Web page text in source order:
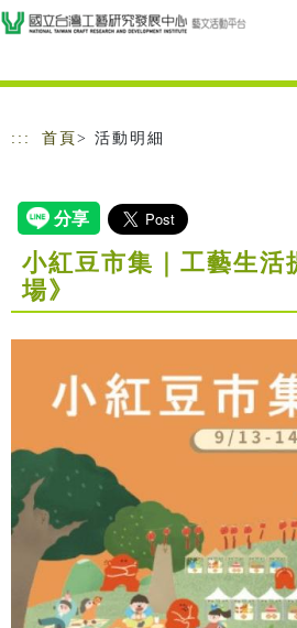
跳到主要內容
網站導覽
::: 首頁 > 活動明細
小紅豆市集｜工藝生活
場》